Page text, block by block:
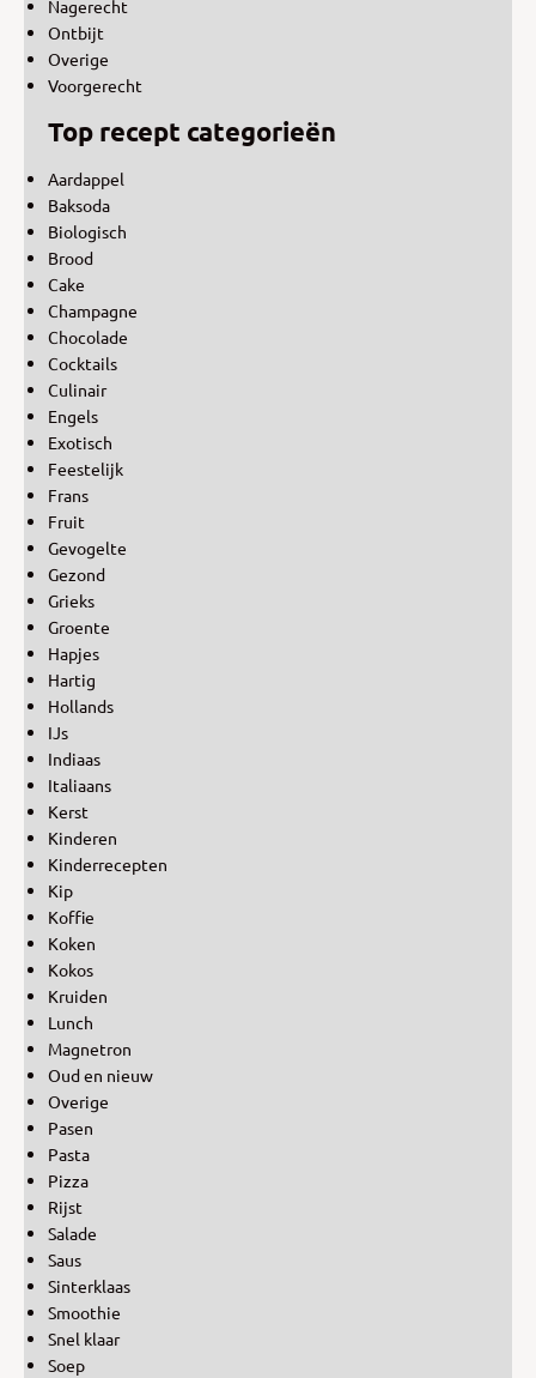
Nagerecht
Ontbijt
Overige
Voorgerecht
Top recept categorieën
Aardappel
Baksoda
Biologisch
Brood
Cake
Champagne
Chocolade
Cocktails
Culinair
Engels
Exotisch
Feestelijk
Frans
Fruit
Gevogelte
Gezond
Grieks
Groente
Hapjes
Hartig
Hollands
IJs
Indiaas
Italiaans
Kerst
Kinderen
Kinderrecepten
Kip
Koffie
Koken
Kokos
Kruiden
Lunch
Magnetron
Oud en nieuw
Overige
Pasen
Pasta
Pizza
Rijst
Salade
Saus
Sinterklaas
Smoothie
Snel klaar
Soep